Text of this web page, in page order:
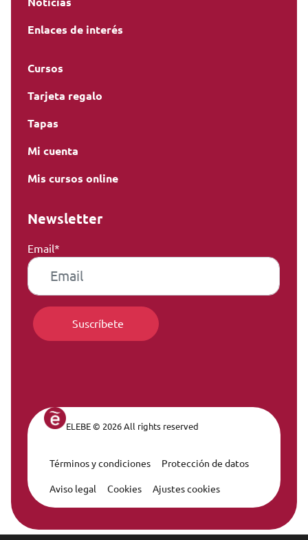
Enlaces de interés
Cursos
Tarjeta regalo
Tapas
Mi cuenta
Mis cursos online
Newsletter
Email*
ELEBE © 2026 All rights reserved
Legal Navigation
Términos y condiciones Protección de datos
Aviso legal Cookies Ajustes cookies